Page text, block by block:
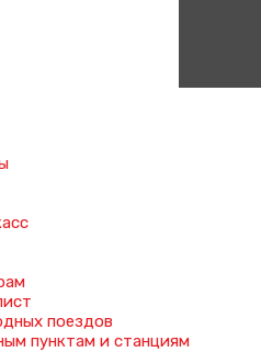
поездов
пунктам и станциям